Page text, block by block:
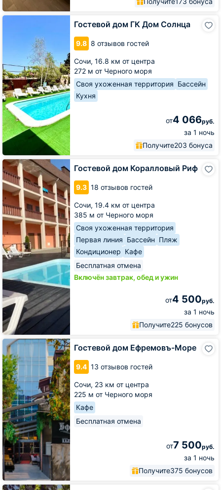
Гостевой дом ГК Дом Солнца
9.8 8 отзывов гостей
Сочи, 16.8 км от центра
272 м от Черного моря
Своя ухоженная территория Бассейн
Кухня
от4 066руб.
за 1 ночь
Получите203 бонуса
Гостевой
Гостевой дом Коралловый Риф
9.3 18 отзывов гостей
Сочи, 19.4 км от центра
385 м от Черного моря
Своя ухоженная территория
Первая линия Бассейн Пляж
Кондиционер Кафе
Бесплатная отмена
Включён завтрак, обед и ужин
от4 500руб.
за 1 ночь
Получите225 бонусов
Гостевой
дом
Коралловый
Риф
Гостевой дом Ефремовъ-Море
9.4 13 отзывов гостей
Сочи, 23 км от центра
225 м от Черного моря
Кафе
Бесплатная отмена
от7 500руб.
за 1 ночь
Получите375 бонусов
Гостевой
дом
Ефремовъ-
Море
Гостевой